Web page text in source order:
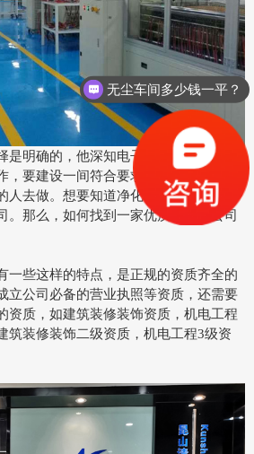
是明确的，他深知电子无尘车间的建设
，要建设一间符合要求的车间最好是把
人去做。想要知道净化公司的电话，首
。那么，如何找到一家优质的净化公司
一些这样的特点，是正规的资质齐全的
立公司必备的营业执照等资质，还需要
资质，如建筑装修装饰资质，机电工程
筑装修装饰二级资质，机电工程3级资
无尘车间多少钱一平？